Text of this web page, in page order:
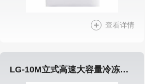
查看详情
LG-10M立式高速大容量冷冻离心机